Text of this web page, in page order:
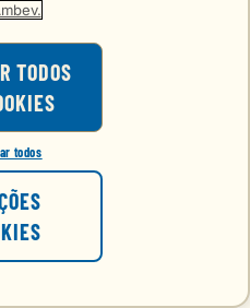
TODOS
todos